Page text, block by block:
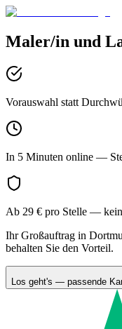
Maler/in und
Vorauswahl statt
In 5 Minuten online —
Ab 29 € pro Stelle —
Ihr Großauftrag in
behalten Sie den Vorteil.
Los geht's — passende